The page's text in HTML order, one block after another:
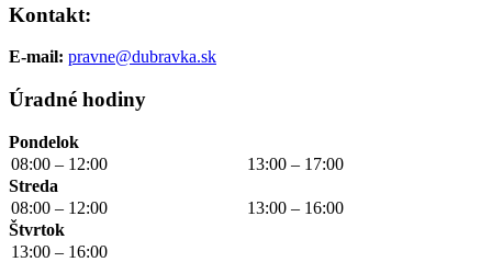
Kontakt:
E-mail: pravne@dubravka.sk
Úradné hodiny
Pondelok
08:00 – 12:00
13:00 – 17:00
Streda
08:00 – 12:00
13:00 – 16:00
Štvrtok
13:00 – 16:00